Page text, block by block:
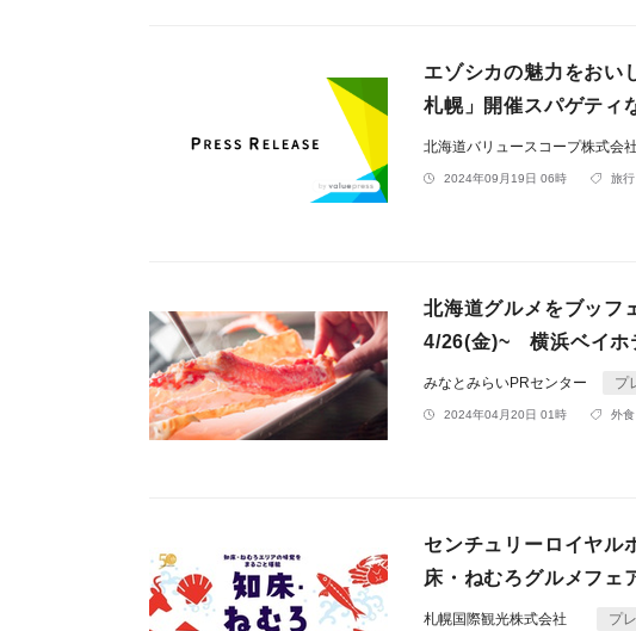
エゾシカの魅力をおい
札幌」開催スパゲティ
北海道バリュースコープ株式会社
2024年09月19日 06時 旅
北海道グルメをブッフ
4/26(金)~ 横浜ベイホ
みなとみらいPRセンター プ
2024年04月20日 01時 外
センチュリーロイヤル
床・ねむろグルメフェ
札幌国際観光株式会社 プ